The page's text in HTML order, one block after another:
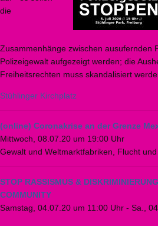
die
Zusammenhänge zwischen ausufernden
Polizeigewalt aufgezeigt werden; die
Freiheitsrechten muss skandalisiert
Stühlinger Kirchplatz
(online) Coronakrise an der Grenze
Mittwoch, 08.07.20 um 19:00 Uhr
Gewalt und Weltmarktfabriken, Flucht
STOP RASSISMUS &
COMMUNITY
Samstag, 04.07.20 um 11:00 Uhr - Sa.,